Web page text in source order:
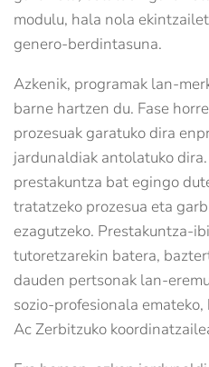
modulu, hala nola
genero-berdintasuna.
Azkenik, programak lan-
barne hartzen du. Fase
prozesuak garatuko dira
jardunaldiak antolatuko
prestakuntza bat egingo
tratatzeko prozesua eta
ezagutzeko. Prestakuntza-
tutoretzarekin batera,
dauden pertsonak lan-
sozio-profesionala
Ac Zerbitzuko